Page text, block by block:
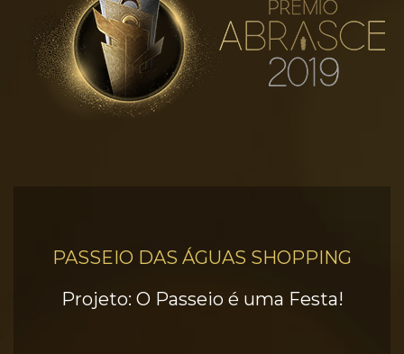
PASSEIO DAS ÁGUAS SHOPPING
Projeto: O Passeio é uma Festa!